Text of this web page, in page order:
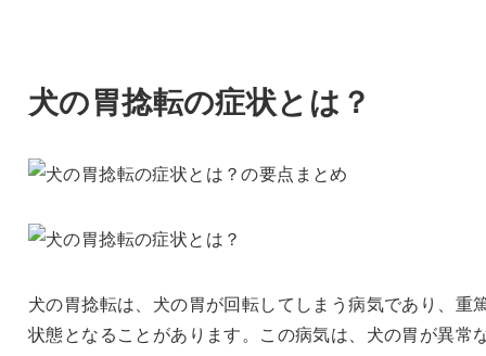
犬の胃捻転の症状とは？
犬の胃捻転は、犬の胃が回転してしまう病気であり、重
状態となることがあります。この病気は、犬の胃が異常